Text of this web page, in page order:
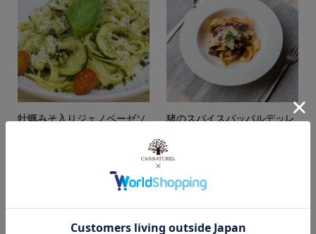
牡蠣みそ入りジェノベーゼソ
猪のスパイスパッパルデッレ